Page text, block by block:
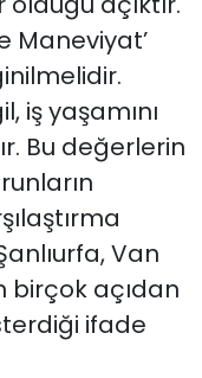
Maneviyat’
iş yaşamını
Bu değerlerin
Van
birçok açıdan
ifade